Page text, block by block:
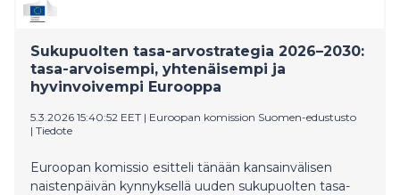
Sukupuolten tasa-arvostrategia 2026–2030:
tasa-arvoisempi, yhtenäisempi ja
hyvinvoivempi Eurooppa
5.3.2026 15:40:52 EET | Euroopan komission Suomen-edustusto
| Tiedote
Euroopan komissio esitteli tänään kansainvälisen
naistenpäivän kynnyksellä uuden sukupuolten tasa-